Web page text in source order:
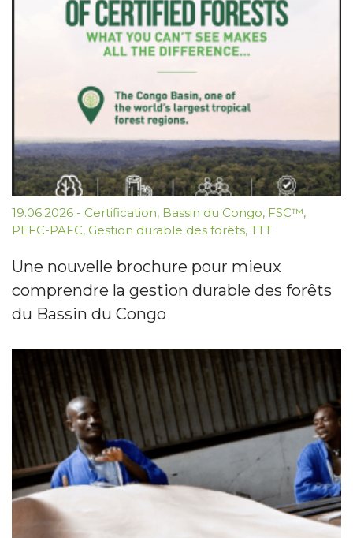
19.06.2026 - Certification, Bassin du Congo, FSC™,
PEFC-PAFC, Gestion durable des forêts, TTT
Une nouvelle brochure pour mieux
comprendre la gestion durable des forêts
du Bassin du Congo